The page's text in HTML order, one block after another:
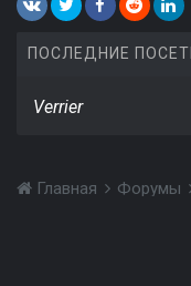
ПОСЛЕДНИЕ
Verrier
Главная Форумы